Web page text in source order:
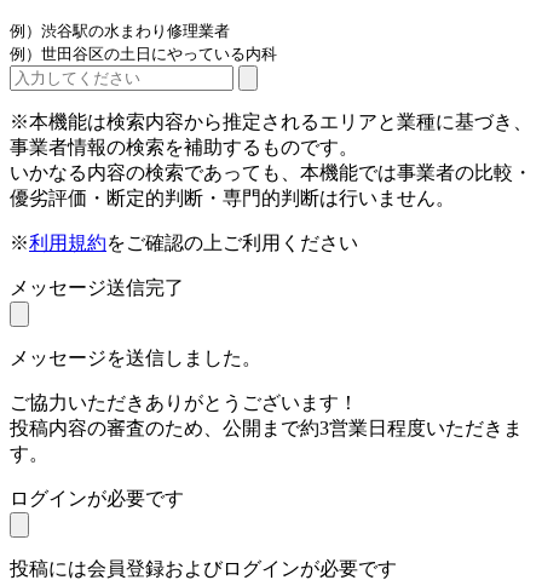
例）渋谷駅の水まわり修理業者
例）世田谷区の土日にやっている内科
※本機能は検索内容から推定されるエリアと業種に基づき、
事業者情報の検索を補助するものです。
いかなる内容の検索であっても、本機能では事業者の比較・
優劣評価・断定的判断・専門的判断は行いません。
※利用規約をご確認の上ご利用ください
メッセージ送信完了
メッセージを送信しました。
ご協力いただきありがとうございます！
投稿内容の審査のため、公開まで約3営業日程度いただきま
す。
ログインが必要です
投稿には会員登録およびログインが必要です